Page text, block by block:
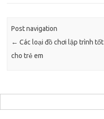
Post navigation
← Các loại đồ chơi lập trình tốt
cho trẻ em
kiếm